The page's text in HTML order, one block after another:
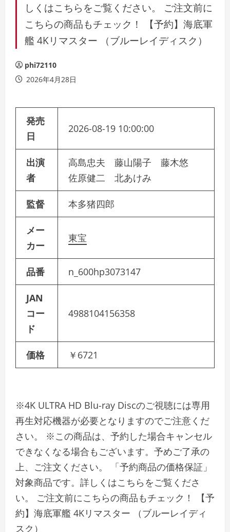
しくはこちらをご覧ください。 ご注文前に
こちらの商品もチェック！ 【予約】海底軍
艦 4Kリマスター （ブルーレイディスク）
phi72110
2026年4月28日
発売
日
2026-08-19 10:00:00
出演
者
高島忠夫 藤山陽子 藤木悠
佐原健二 北あけみ
監督 本多猪四郎
メー
カー
東宝
品番 n_600hp3073147
JAN
コー
ド
4988104156358
価格 ￥6721
※4K ULTRA HD Blu-ray Discのご視聴には専用
再生対応機器が必要となりますのでご注意くだ
さい。 ※この商品は、予約した場合キャンセル
できなくなる場合もございます。予めご了承の
上、ご注文ください。 「予約商品の価格保証」
対象商品です。詳しくはこちらをご覧くださ
い。 ご注文前にこちらの商品もチェック！ 【予
約】海底軍艦 4Kリマスター （ブルーレイディ
スク）